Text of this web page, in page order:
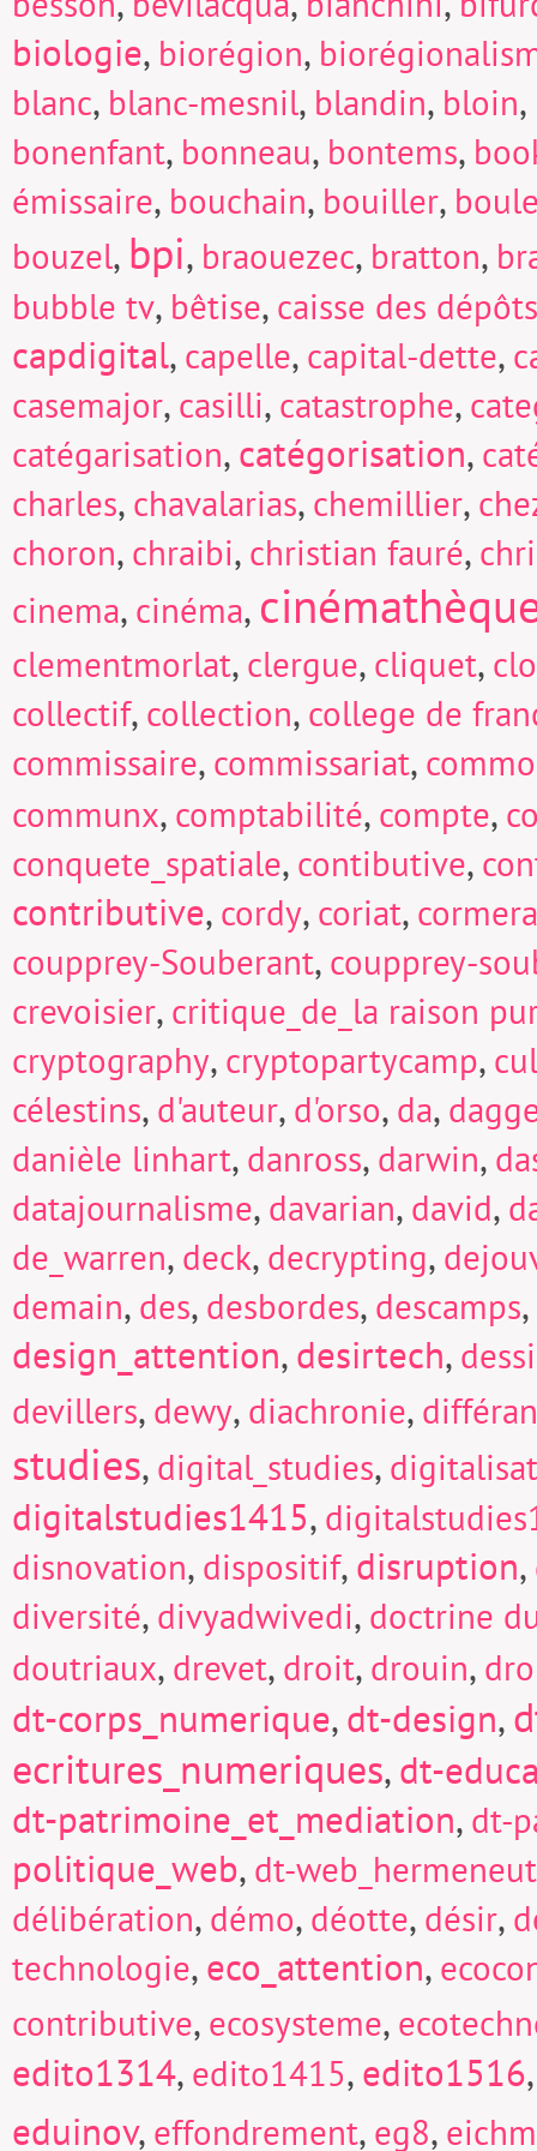
biologie, biorégion,
blanc, blanc-mesnil, blandin, bloin,
bonenfant, bonneau, bontems,
émissaire, bouchain, bouiller,
bouzel, bpi, braouezec, bratton,
bubble tv, bêtise, caisse des
capdigital, capelle, capital-dette,
casemajor, casilli, catastrophe,
catégarisation,catégorisation,
charles, chavalarias, chemillier,
choron, chraibi, christian fauré,
cinema, cinéma,
clementmorlat, clergue, cliquet,
collectif, collection, college de
commissaire, commissariat,
communx, comptabilité, compte,
conquete_spatiale, contibutive,
contributive, cordy, coriat,
coupprey-Souberant, coupprey-
crevoisier, critique_de_la raison
cryptography, cryptopartycamp,
célestins, d'auteur, d'orso, da,
danièle linhart, danross, darwin,
datajournalisme, davarian, david,
de_warren, deck, decrypting,
demain, des, desbordes, descamps,
design_attention,desirtech,
devillers, dewy, diachronie,
studies, digital_studies,
digitalstudies1415,
disnovation, dispositif,disruption,
diversité, divyadwivedi, doctrine
doutriaux, drevet, droit, drouin,
dt-corps_numerique,dt-design,
ecritures_numeriques,dt-
dt-patrimoine_et_mediation, dt-
politique_web, dt-
délibération, démo, déotte, désir,
technologie,eco_attention,
contributive, ecosysteme,
edito1314, edito1415,edito1516
eduinov, effondrement, eg8,